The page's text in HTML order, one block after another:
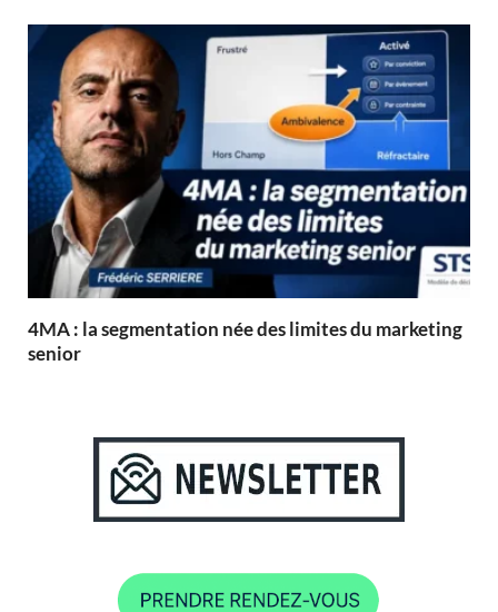
4MA : la segmentation née des limites du marketing
senior